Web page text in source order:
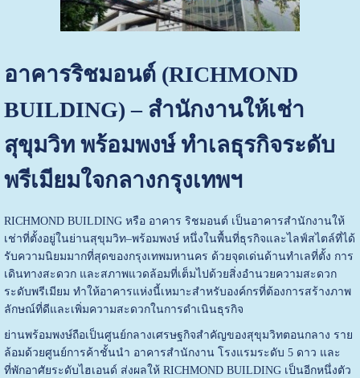
อาคารริชมอนต์ (RICHMOND
BUILDING) – สำนักงานให้เช่า
สุขุมวิท พร้อมพงษ์ ทำเลธุรกิจระดับ
พรีเมียมใจกลางกรุงเทพฯ
RICHMOND BUILDING หรือ อาคาร ริชมอนต์ เป็นอาคารสำนักงานให้
เช่าที่ตั้งอยู่ในย่านสุขุมวิท–พร้อมพงษ์ หนึ่งในพื้นที่ธุรกิจและไลฟ์สไตล์ที่ได้
รับความนิยมมากที่สุดของกรุงเทพมหานคร ด้วยจุดเด่นด้านทำเลที่ตั้ง การ
เดินทางสะดวก และสภาพแวดล้อมที่เต็มไปด้วยสิ่งอำนวยความสะดวก
ระดับพรีเมียม ทำให้อาคารแห่งนี้เหมาะสำหรับองค์กรที่ต้องการสร้างภาพ
ลักษณ์ที่ดีและเพิ่มความสะดวกในการดำเนินธุรกิจ
ย่านพร้อมพงษ์ถือเป็นศูนย์กลางเศรษฐกิจสำคัญของสุขุมวิทตอนกลาง ราย
ล้อมด้วยศูนย์การค้าชั้นนำ อาคารสำนักงาน โรงแรมระดับ 5 ดาว และ
ที่พักอาศัยระดับไฮเอนด์ ส่งผลให้ RICHMOND BUILDING เป็นอีกหนึ่งตัว